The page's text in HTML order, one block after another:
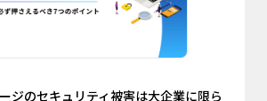
ジのセキュリティ被害は大企業に限ら